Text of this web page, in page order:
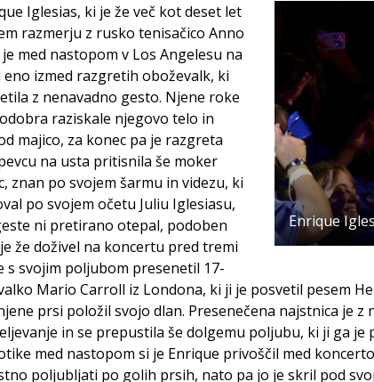
Enrique
Iglesias, ki je že več kot deset let
razmerju z rusko tenisačico Anno
med nastopom v Los Angelesu na
izmed razgretih oboževalk, ki
z nenavadno gesto. Njene roke
raziskale njegovo telo in
majico, za konec pa je razgreta
na usta pritisnila še moker
znan po svojem šarmu in videzu, ki
po svojem očetu Juliu Iglesiasu,
ni pretirano otepal, podoben
že doživel na koncertu pred tremi
s svojim poljubom presenetil 17-
Mario Carroll iz Londona, ki ji je posvetil pesem
prsi položil svojo dlan. Presenečena najstnica je
in se prepustila še dolgemu poljubu, ki ji ga je
med nastopom si je Enrique privoščil med
poljubljati po golih prsih, nato pa jo je skril pod